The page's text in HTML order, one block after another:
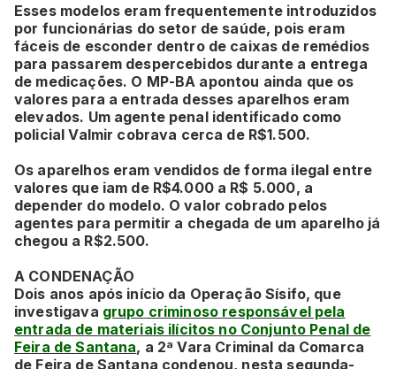
Esses modelos eram frequentemente introduzidos
por funcionárias do setor de saúde, pois eram
fáceis de esconder dentro de caixas de remédios
para passarem despercebidos durante a entrega
de medicações. O MP-BA apontou ainda que os
valores para a entrada desses aparelhos eram
elevados. Um agente penal identificado como
policial Valmir cobrava cerca de R$1.500.
Os aparelhos eram vendidos de forma ilegal entre
valores que iam de R$4.000 a R$ 5.000, a
depender do modelo. O valor cobrado pelos
agentes para permitir a chegada de um aparelho já
chegou a R$2.500.
A CONDENAÇÃO
Dois anos após início da Operação Sísifo, que
investigava grupo criminoso responsável pela
entrada de materiais ilícitos no Conjunto Penal de
Feira de Santana, a 2ª Vara Criminal da Comarca
de Feira de Santana condenou, nesta segunda-